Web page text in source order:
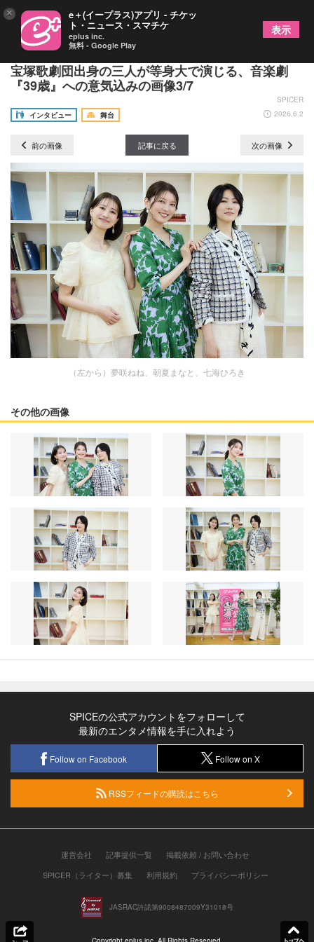
朝夏まなと×七海ひろき×夢咲ねねにインタビュー
宝塚歌劇団出身の三人が等身大で演じる、音楽劇
『39歳』への意気込みの画像3/7
SPICER
インタビュー
舞台 2026.6.2
前の画像 記事に戻る 次の画像
（左から）夢咲ねね、朝夏まなと、七海ひろき
その他の画像
SPICEの公式アカウントをフォローして
最新のエンタメ情報を手に入れよう
Follow on Facebook Follow on X
RSSフィードの購読はこちら
運営会社 記事提供一覧
掲載依頼 / お問い合わせ
SPICER（ライター）募集
利用規約 プライバシーポリシー
JASRAC許諾第9008487009Y31018号
× e＋(イープラス)アプリ - チケッ
ト・ニュース・スマチケ
eplus inc.
無料 - Google Play
表示